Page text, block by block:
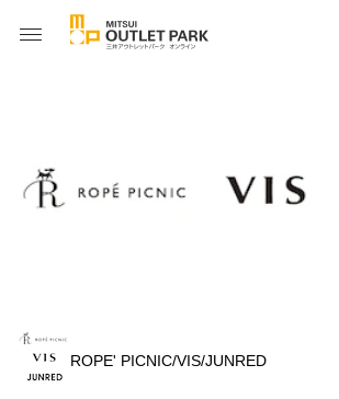
ROPE' PICNIC/VIS/JUNRED